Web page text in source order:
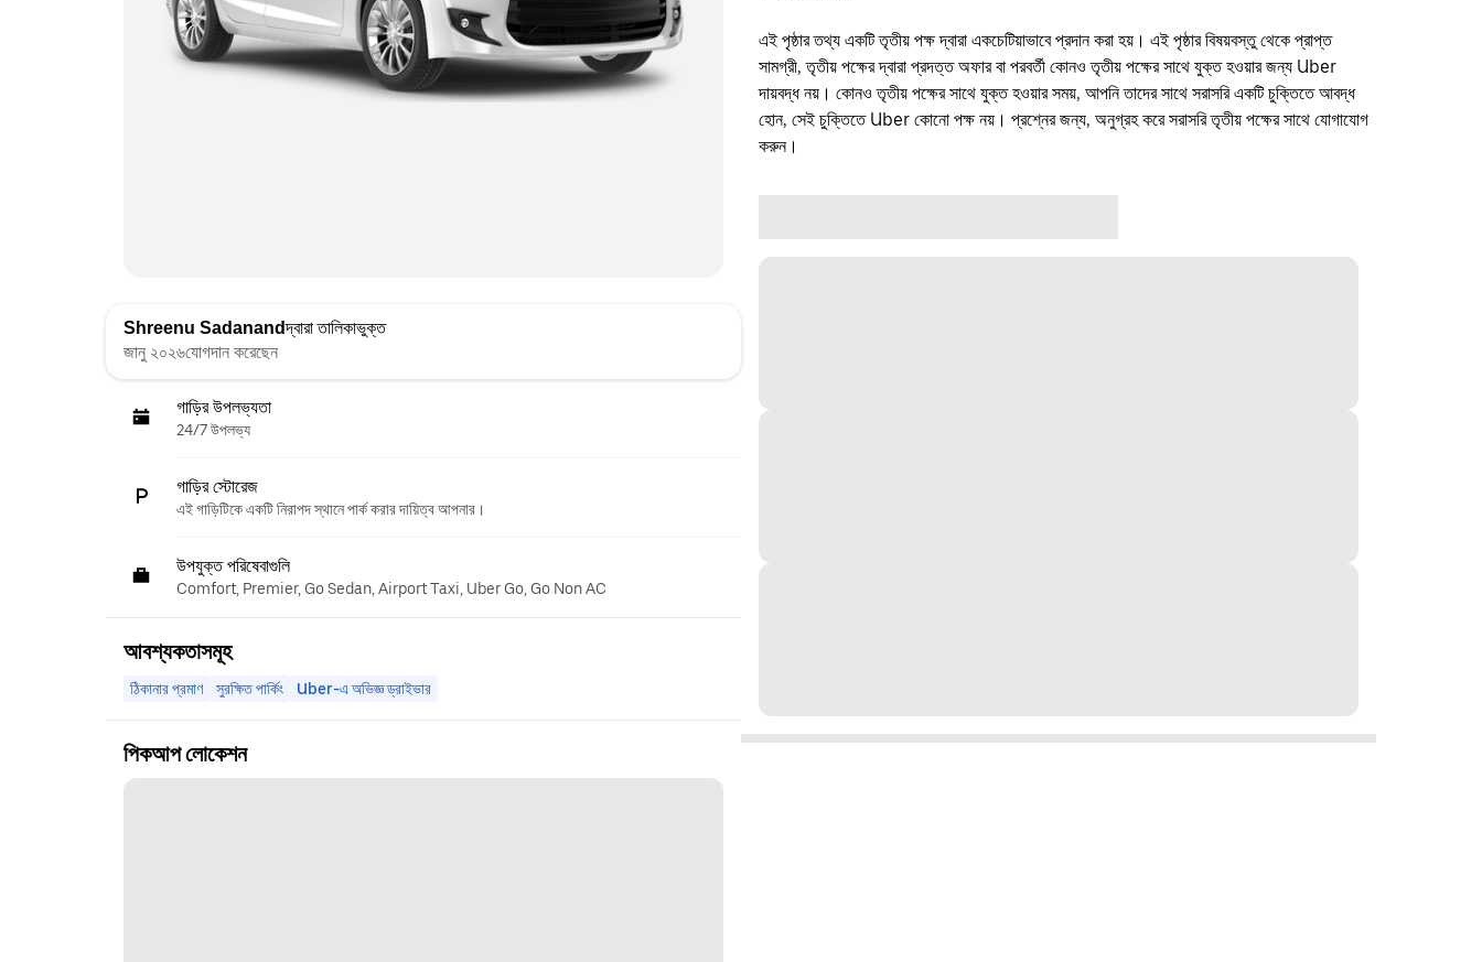
Shreenu Sadanandদ্বারা তালিকাভুক্ত
জানু ২০২৬যোগদান করেছেন
গাড়ির উপলভ্যতা
24/7 উপলভ্য
গাড়ির স্টোরেজ
এই গাড়িটিকে একটি নিরাপদ স্থানে পার্ক করার দায়িত্ব আপনার।
উপযুক্ত পরিষেবাগুলি
Comfort, Premier, Go Sedan, Airport Taxi, Uber Go, Go Non AC
আবশ্যকতাসমূহ
ঠিকানার প্রমাণ সুরক্ষিত পার্কিং Uber-এ অভিজ্ঞ ড্রাইভার
পিকআপ লোকেশন
এই পৃষ্ঠার তথ্য একটি তৃতীয় পক্ষ দ্বারা একচেটিয়াভাবে প্রদান করা হয়। এই পৃষ্ঠার বিষয়বস্তু থেকে প্রাপ্ত
সামগ্রী, তৃতীয় পক্ষের দ্বারা প্রদত্ত অফার বা পরবর্তী কোনও তৃতীয় পক্ষের সাথে যুক্ত হওয়ার জন্য Uber
দায়বদ্ধ নয়। কোনও তৃতীয় পক্ষের সাথে যুক্ত হওয়ার সময়, আপনি তাদের সাথে সরাসরি একটি চুক্তিতে আবদ্ধ
হোন, সেই চুক্তিতে Uber কোনো পক্ষ নয়। প্রশ্নের জন্য, অনুগ্রহ করে সরাসরি তৃতীয় পক্ষের সাথে যোগাযোগ
করুন।